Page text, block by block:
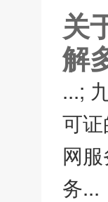
关
解
...;
可
网
务...